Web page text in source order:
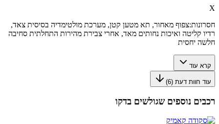
X
חסרונות:צפוף מאחור, תא מטען קטן, מערכת מולטימדיה בסיסית צאד,
רדיו קליטה ואיכות נחותים מאד, אחרי צבירת מהירות התחלתית סחיבה
חלשה יחסית
קרא עוד
עוד חוות דעת (6
)
רכבים נוספים שגולשים בדקו